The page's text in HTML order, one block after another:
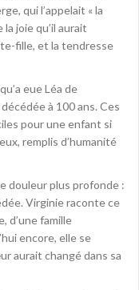
qui l’appelait « la
joie qu’il aurait
fille, et la tendresse
eue Léa de
à 100 ans. Ces
pour une enfant si
remplis d’humanité
douleur plus profonde :
Virginie raconte ce
d’une famille
encore, elle se
aurait changé dans sa